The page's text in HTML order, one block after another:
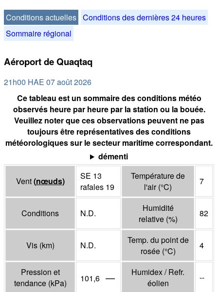
Conditions actuelles Conditions des dernières 24 heures
Sommaire régional
Aéroport de Quaqtaq
21h00 HAE 07 août 2026
Ce tableau est un sommaire des conditions météo
observés heure par heure par la station ou la bouée.
Veuillez noter que ces observations peuvent ne pas
toujours être représentatives des conditions
météorologiques sur le secteur maritime correspondant.
démenti
Vent(nœuds)
SE 13
rafales 19
Température de
l'air(°C)
7
Conditions N.D.
Humidité
relative (%)
82
Vis (km) N.D.
Temp. du point de
rosée (°C)
4
Pression et
tendance (kPa) 101,6 —
Humidex / Refr.
éolien
--